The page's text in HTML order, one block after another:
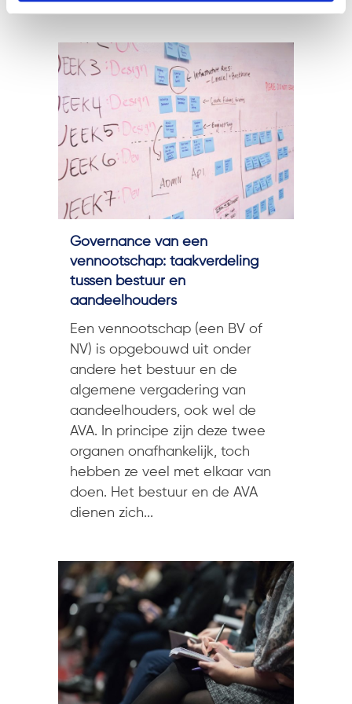
Governance van een
vennootschap: taakverdeling
tussen bestuur en
aandeelhouders
Een vennootschap (een BV of
NV) is opgebouwd uit onder
andere het bestuur en de
algemene vergadering van
aandeelhouders, ook wel de
AVA. In principe zijn deze twee
organen onafhankelijk, toch
hebben ze veel met elkaar van
doen. Het bestuur en de AVA
dienen zich...